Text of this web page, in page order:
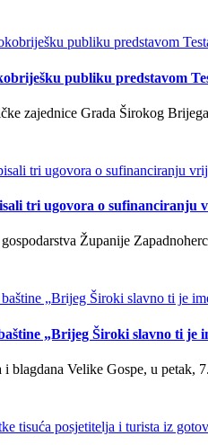
publiku predstavom
zajednice Grada Širokog
tri ugovora o sufinanciranju
Županije
„Brijeg Široki slavno ti je
Velike Gospe, u petak,